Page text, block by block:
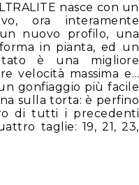
nasce con un
ora interamente
nuovo profilo, una
in pianta, ed un
è una migliore
velocità massima e...
gonfiaggio più facile
sulla torta: è perfino
di tutti i precedenti
taglie: 19, 21, 23,